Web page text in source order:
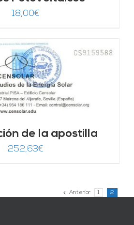
18,00€
de la apostilla
252,63€
Anterior 1 2